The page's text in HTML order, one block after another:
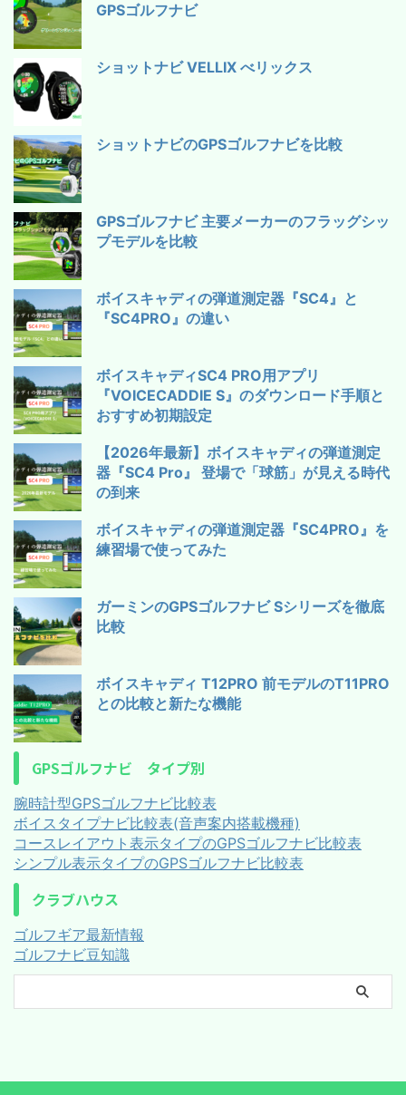
GPSゴルフナビ
ショットナビ VELLIX べリックス
ショットナビのGPSゴルフナビを比較
GPSゴルフナビ 主要メーカーのフラッグシッ
プモデルを比較
ボイスキャディの弾道測定器『SC4』と
『SC4PRO』の違い
ボイスキャディSC4 PRO用アプリ
『VOICECADDIE S』のダウンロード手順と
おすすめ初期設定
【2026年最新】ボイスキャディの弾道測定
器『SC4 Pro』 登場で「球筋」が見える時代
の到来
ボイスキャディの弾道測定器『SC4PRO』を
練習場で使ってみた
ガーミンのGPSゴルフナビ Sシリーズを徹底
比較
ボイスキャディ T12PRO 前モデルのT11PRO
との比較と新たな機能
GPSゴルフナビ タイプ別
腕時計型GPSゴルフナビ比較表
ボイスタイプナビ比較表(音声案内搭載機種)
コースレイアウト表示タイプのGPSゴルフナビ比較表
シンプル表示タイプのGPSゴルフナビ比較表
クラブハウス
ゴルフギア最新情報
ゴルフナビ豆知識